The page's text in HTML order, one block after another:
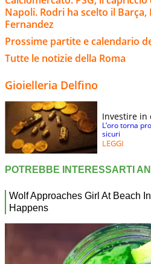
Napoli. Rodri ha scelto il Barça,
Fernandez
Prossime partite e calendario
Tutte le notizie della Roma
Gioielleria Delfino
Investire in
L’oro torna
sicuri
LEGGI